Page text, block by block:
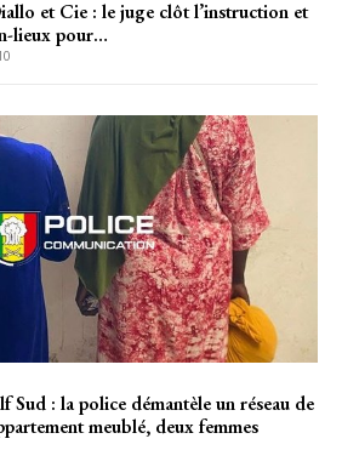
et Cie : le juge clôt l’instruction et
lieux pour…
: la police démantèle un réseau de
meublé, deux femmes